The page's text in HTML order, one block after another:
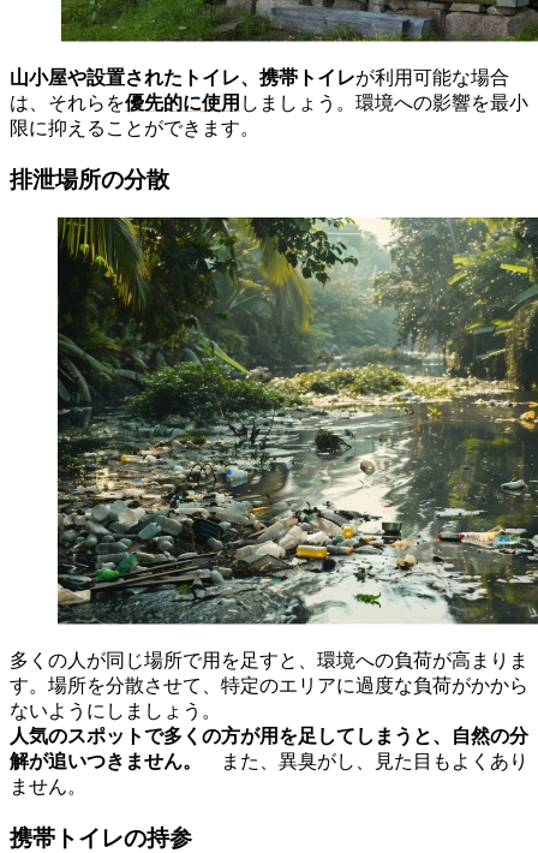
山小屋や設置されたトイレ、携帯トイレが利用可能な場合
は、それらを優先的に使用 しましょう。環境への影響を最小
限に抑えることができます。
排泄場所の分散
多くの人が同じ場所で用を足すと、環境への負荷が高まりま
す。場所を分散させて、特定のエリアに過度な負荷がかから
ないようにしましょう。
人気のスポットで多くの方が用を足してしまうと、自然の分
解が追いつきません。
また、異臭がし、見た目もよくあり
ません。
携帯トイレの持参